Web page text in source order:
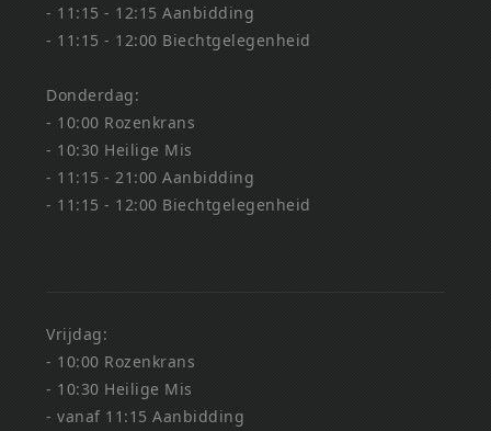
- 11:15 - 12:15 Aanbidding
- 11:15 - 12:00 Biechtgelegenheid
Donderdag:
- 10:00 Rozenkrans
- 10:30 Heilige Mis
- 11:15 - 21:00 Aanbidding
- 11:15 - 12:00 Biechtgelegenheid
Vrijdag:
- 10:00 Rozenkrans
- 10:30 Heilige Mis
- vanaf 11:15 Aanbidding